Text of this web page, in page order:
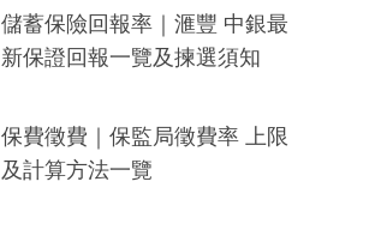
儲蓄保險回報率｜滙豐 中銀最
新保證回報一覽及揀選須知
保費徵費｜保監局徵費率 上限
及計算方法一覽